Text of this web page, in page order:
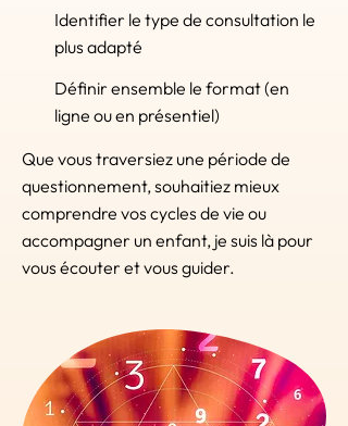
Identifier le type de consultation le
plus adapté
Définir ensemble le format (en
ligne ou en présentiel)
Que vous traversiez une période de
questionnement, souhaitiez mieux
comprendre vos cycles de vie ou
accompagner un enfant, je suis là pour
vous écouter et vous guider.